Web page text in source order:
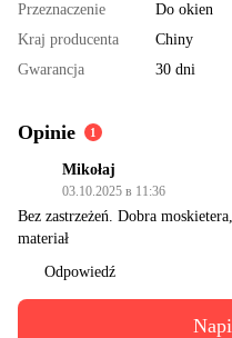
Przeznaczenie
Do okien
Kraj producenta
Chiny
Gwarancja
30 dni
Opinie 1
Mikołaj
03.10.2025 в 11:36
Bez zastrzeżeń. Dobra
materiał
Odpowiedź